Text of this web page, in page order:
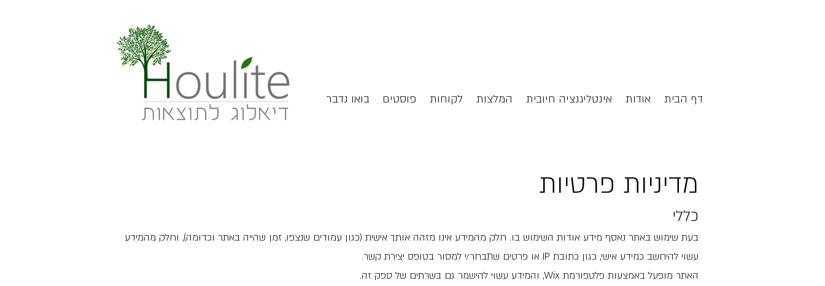
דף הבית אודות אינטליגנציה חיובית המלצות לקוחות פוסטים בואו נדבר
מדיניות פרטיות
כללי
בעת שימוש באתר נאסף מידע אודות השימוש בו. חלק מהמידע אינו מזהה אותך אישית (כגון עמודים שנצפו, זמן שהייה באתר וכדומה), וחלק מהמידע
עשוי להיחשב כמידע אישי, כגון כתובת IP או פרטים שתבחר/י למסור בטופס יצירת קשר.
האתר מופעל באמצעות פלטפורמת Wix, והמידע עשוי להישמר גם בשרתים של ספק זה.